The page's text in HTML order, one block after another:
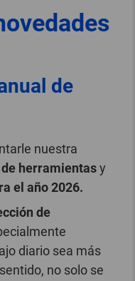
de
nuestra
herramientasy
el año 2026.
de
diario sea más
no solo se